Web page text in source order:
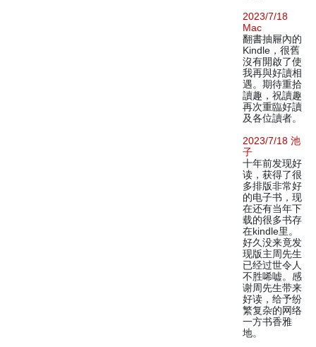
2023/7/18
Mac
翻書抽屜內的
Kindle，很舊
沒有開啟了使
我再與好讀相
遇。期待重拾
讀趣，祝讀趣
再次重臨好讀
及各位讀者。
2023/7/18 池
子
十年前发现好
读，获得了很
多排版非常好
的电子书，现
在还有当年下
载的很多书存
在kindle里。
好久没来竟发
现版主周先生
已经过世令人
不胜唏嘘。感
谢周先生带来
好读，给予纷
繁复杂的网络
一方书香雅
地。